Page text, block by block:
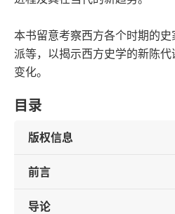
本书留意考察西方各个时期的
派等，以揭示西方史学的新陈
变化。
目录
版权信息
前言
导论